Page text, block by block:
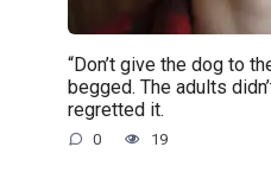
“Don’t give the dog to
begged. The adults
regretted it.
0 19